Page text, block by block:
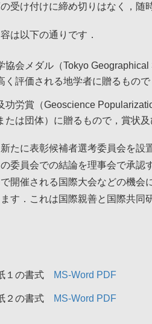
受け付けに締め切りはなく，随
は以下の通りです．
協会メダル（Tokyo
く評価される地学者に贈るもの
功労賞（Geoscience
たは団体）に贈るもので，賞状
たに表彰候補者選考委員会を設
委員会での結論を理事会で承認
開催される国際大会などの機会
す．これは国際親善と国際共
１の書式 MS-Word PDF
２の書式 MS-Word PDF